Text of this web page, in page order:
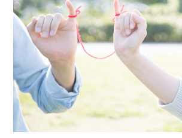
厳
選
口
コ
レ
ビ
ュ
ー
リ
ー: